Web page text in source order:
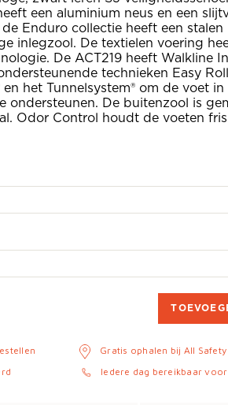
een aluminium neus en een
Enduro collectie heeft een stalen
inlegzool. De textielen voering
De ACT219 heeft Walkline
technieken Easy
en het Tunnelsystem® om de voet in
ondersteunen. De buitenzool is
Odor Control houdt de voeten
Gratis ophalen bij All Safety
Iedere dag bereikbaar